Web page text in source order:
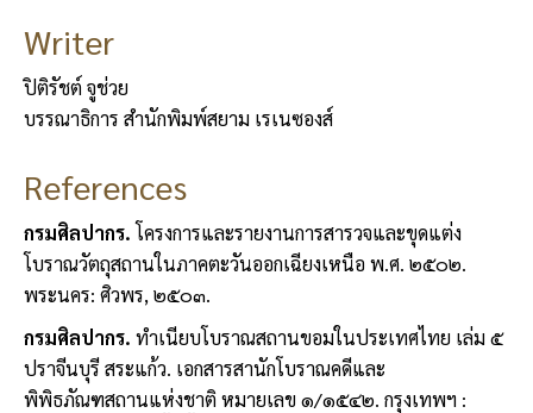
Writer
ปิติรัชต์ จูช่วย
บรรณาธิการ สำนักพิมพ์สยาม เรเนซองส์
References
กรมศิลปากร.โครงการและรายงานการสารวจและขุดแต่ง
โบราณวัตถุสถานในภาคตะวันออกเฉียงเหนือ พ.ศ. ๒๕๐๒.
พระนคร: ศิวพร, ๒๕๐๓.
กรมศิลปากร. ทำเนียบโบราณสถานขอมในประเทศไทย เล่ม ๕
ปราจีนบุรี สระแก้ว. เอกสารสานักโบราณคดีและ
พิพิธภัณฑสถานแห่งชาติ หมายเลข ๑/๑๕๔๒. กรุงเทพฯ :